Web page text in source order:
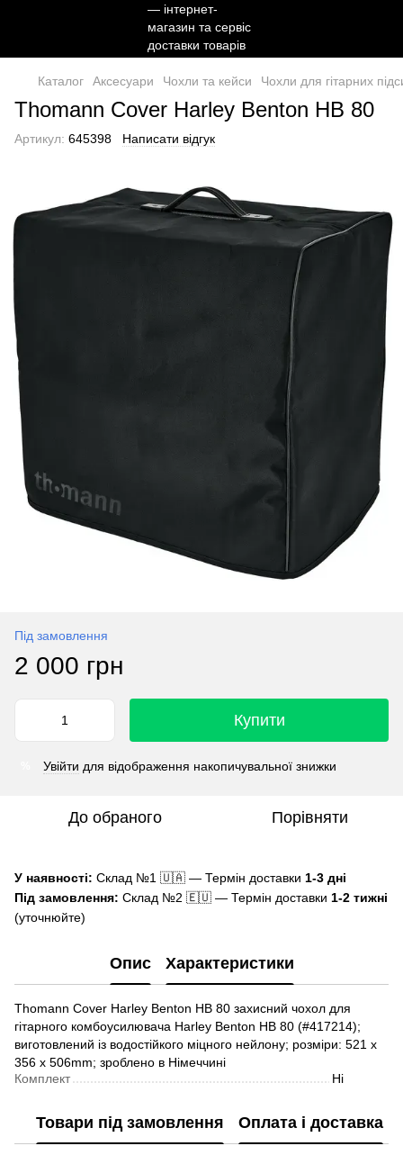
Каталог Аксесуари Чохли та кейси Чохли для гітарних
Thomann Cover Harley Benton HB 80
Артикул: 645398 Написати відгук
Під замовлення
2 000 грн
Купити
Увійти для відображення накопичувальної знижки
До обраного Порівняти
У наявності: Склад №1 🇺🇦 — Термін доставки 1-3 дні
Під замовлення: Склад №2 🇪🇺 — Термін доставки 1-2 тижні
(уточнюйте)
Опис Характеристики
Thomann Cover Harley Benton HB 80 захисний чохол для
гітарного комбоусилювача Harley Benton HB 80 (#417214);
виготовлений із водостійкого міцного нейлону; розміри: 521 x
356 x 506mm; зроблено в Німеччині
Комплект
Ні
Товари під замовлення Оплата і доставка